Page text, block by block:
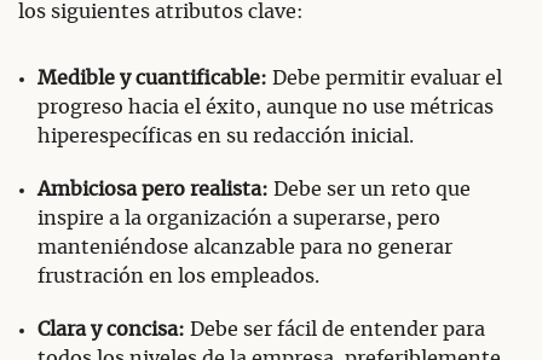
los siguientes atributos clave:
Medible y cuantificable: Debe permitir evaluar el
progreso hacia el éxito, aunque no use métricas
hiperespecíficas en su redacción inicial.
Ambiciosa pero realista: Debe ser un reto que
inspire a la organización a superarse, pero
manteniéndose alcanzable para no generar
frustración en los empleados.
Clara y concisa: Debe ser fácil de entender para